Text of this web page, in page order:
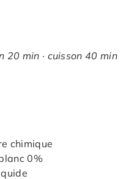
20 min · cuisson 40 min
chimique
0%